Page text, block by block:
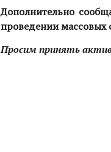
Дополнительно
проведении массовых
Просим принять